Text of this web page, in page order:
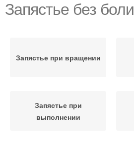
Запястье без боли
Запястье при вращении
Запястье при
выполнении